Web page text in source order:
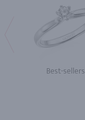
Best-sellers